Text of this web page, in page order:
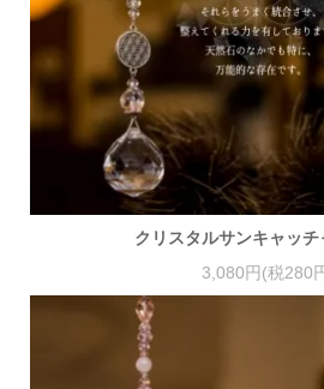
クリスタルサンキャッ
3,080円(税280